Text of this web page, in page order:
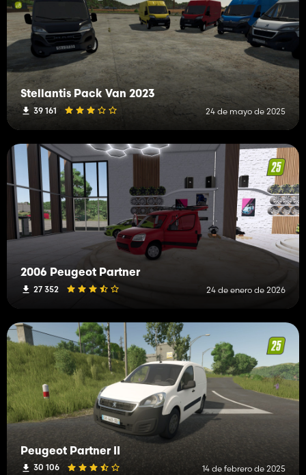
Stellantis Pack Van 2023
39 161 24 de mayo de 2025
2006 Peugeot Partner
27 352 24 de enero de 2026
Peugeot Partner II
30 106 14 de febrero de 2025